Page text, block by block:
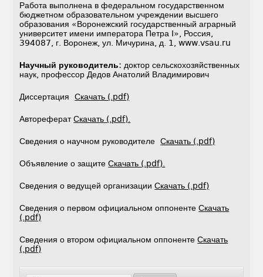
Работа выполнена в федеральном государственном
бюджетном образовательном учреждении высшего
образования «Воронежский государственный аграрный
университет имени императора Петра I», Россия,
394087, г. Воронеж, ул. Мичурина, д. 1, www.vsau.ru
Научный руководитель: доктор сельскохозяйственных
наук, профессор Дедов Анатолий Владимирович
ДиссертацияСкачать (.pdf)
АвторефератСкачать (.pdf).
Сведения о научном руководителеСкачать (.pdf)
Объявление о защитеСкачать (.pdf).
Сведения о ведущей организацииСкачать (.pdf)
Сведения о первом официальном оппонентеСкачать
(.pdf)
Сведения о втором официальном оппонентеСкачать
(.pdf)